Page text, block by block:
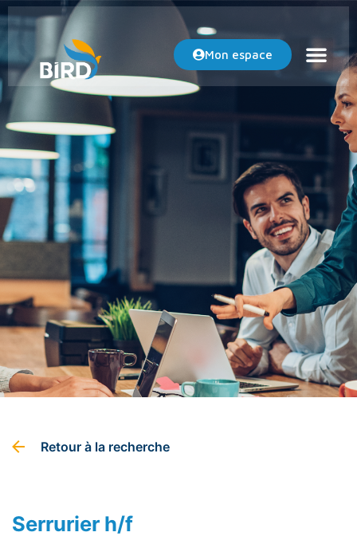
Mon espace
Retour à la recherche
Serrurier h/f